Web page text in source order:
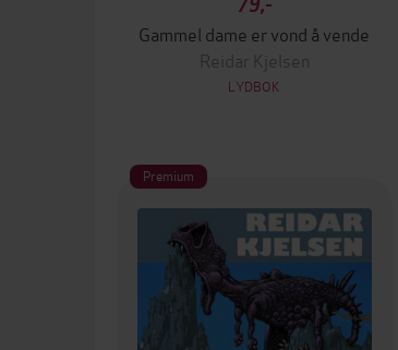
Gammel dame er vond å vende
Reidar Kjelsen
LYDBOK
Premium